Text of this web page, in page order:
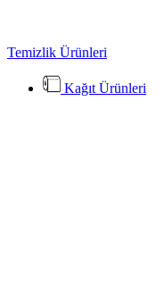
Temizlik Ürünleri
Kağıt Ürünleri